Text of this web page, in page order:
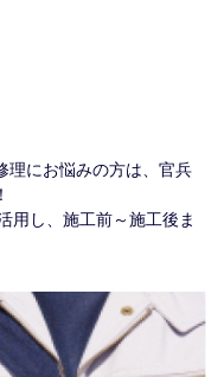
理にお悩みの方は、官兵
用し、施工前～施工後ま